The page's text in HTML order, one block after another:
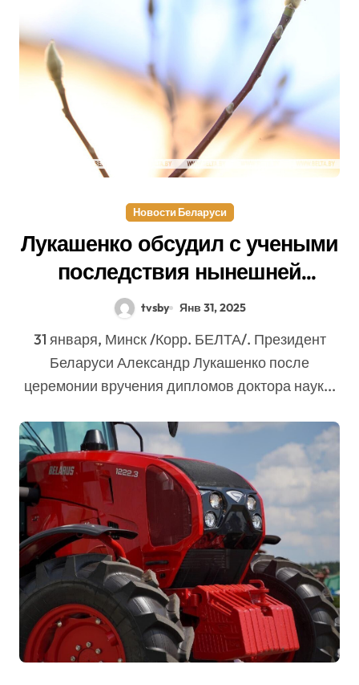
Новости Беларуси
Лукашенко обсудил с учеными
последствия нынешней
невероятной” зимы
tvsby Янв 31, 2025
31 января, Минск /Корр. БЕЛТА/. Президент
Беларуси Александр Лукашенко после
церемонии вручения дипломов доктора наук...